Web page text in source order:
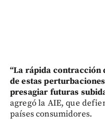
“La rápida contracción
de estas
presagiar futuras
agregó la AIE, que
países consumidores.